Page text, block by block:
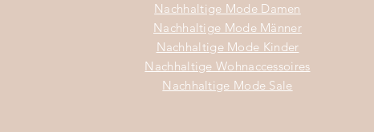
Nachhaltige Mode Damen
Nachhaltige Mode Männer
Nachhaltige Mode Kinder
Nachhaltige Wohnaccessoires
Nachhaltige Mode Sale